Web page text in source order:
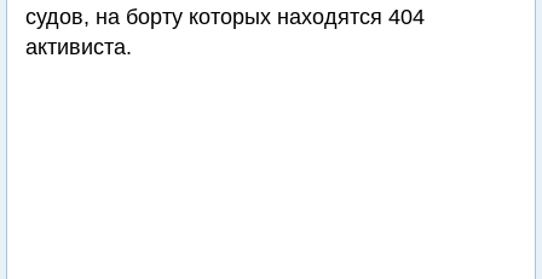
судов, на борту которых находятся 404
активиста.